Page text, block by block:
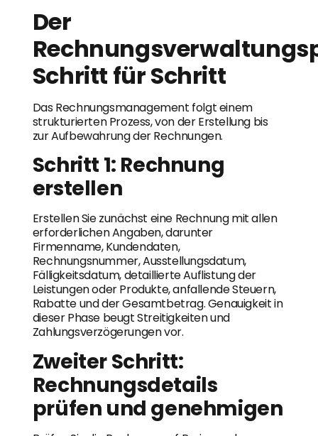
Der
Schritt für Schritt
Das Rechnungsmanagement folgt einem
strukturierten Prozess, von der Erstellung bis
zur Aufbewahrung der Rechnungen.
Schritt 1: Rechnung
erstellen
Erstellen Sie zunächst eine Rechnung mit allen
erforderlichen Angaben, darunter
Firmenname, Kundendaten,
Rechnungsnummer, Ausstellungsdatum,
Fälligkeitsdatum, detaillierte Auflistung der
Leistungen oder Produkte, anfallende Steuern,
Rabatte und der Gesamtbetrag. Genauigkeit in
dieser Phase beugt Streitigkeiten und
Zahlungsverzögerungen vor.
Zweiter Schritt:
Rechnungsdetails
prüfen und genehmigen